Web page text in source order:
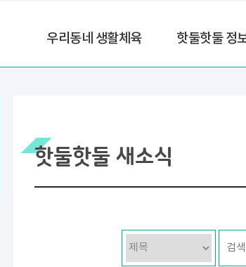
우리동네 생활체육 핫둘핫둘 정
핫둘핫둘 새소식